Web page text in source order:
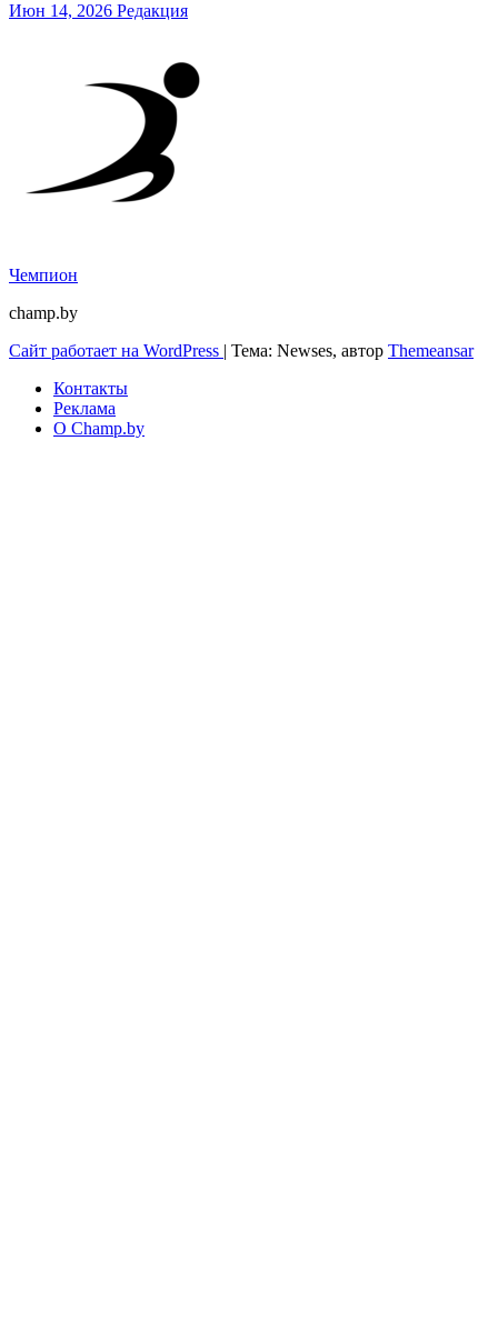
Июн 14, 2026 Редакция
Чемпион
champ.by
Сайт работает на WordPress | Тема: Newses, автор Themeansar
Контакты
Реклама
О Champ.by